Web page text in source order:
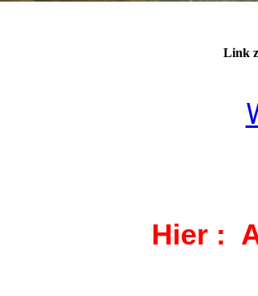
Link
Hier :